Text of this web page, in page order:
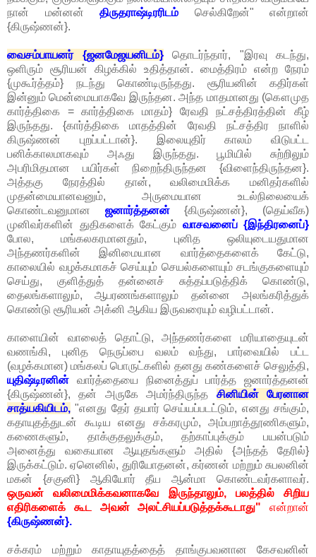
நான் மன்னன் திருதராஷ்டிரரிடம் செல்கிறேன்" என்றான்
{கிருஷ்ணன்}.
வைசம்பாயனர் {ஜனமேஜயனிடம்}தொடர்ந்தார், "இரவு கடந்து,
ஒளிரும் சூரியன் கிழக்கில் உதித்தான். மைத்திரம் என்ற நேரம்
{முகூர்த்தம்} நடந்து கொண்டிருந்தது. சூரியனின் கதிர்கள்
இன்னும் மென்மையாகவே இருந்தன. அந்த மாதமானது (கௌமுத
கார்த்திகை = கார்த்திகை மாதம்} ரேவதி நட்சத்திரத்தின் கீழ்
இருந்தது. {கார்த்திகை மாதத்தின் ரேவதி நட்சத்திர நாளில்
கிருஷ்ணன் புறப்பட்டான்}. இலையுதிர் காலம் விடுபட்ட
பனிக்காலமாகவும் அஃது இருந்தது. பூமியில் சுற்றிலும்
அபரிமிதமான பயிர்கள் நிறைந்திருந்தன {விளைந்திருந்தன}.
அத்தகு நேரத்தில் தான், வலிமைமிக்க மனிதர்களில்
முதன்மையானவனும், அருமையான உடல்நிலையைக்
கொண்டவனுமான ஜனார்த்தனன்{கிருஷ்ணன்}, (தெய்வீக)
முனிவர்களின் துதிகளைக் கேட்கும் வாசவனைப் {இந்திரனைப்}
போல, மங்கலகரமானதும், புனித ஒலியுடையதுமான
அந்தணர்களின் இனிமையான வார்த்தைகளைக் கேட்டு,
காலையில் வழக்கமாகச் செய்யும் செயல்களையும் சடங்குகளையும்
செய்து, குளித்துத் தன்னைச் சுத்தப்படுத்திக் கொண்டு,
தைலங்களாலும், ஆபரணங்களாலும் தன்னை அலங்கரித்துக்
கொண்டு சூரியன் அக்னி ஆகிய இருவரையும் வழிபட்டான்.
காளையின் வாலைத் தொட்டு, அந்தணர்களை மரியாதையுடன்
வணங்கி, புனித நெருப்பை வலம் வந்து, பார்வையில் பட்ட
(வழக்கமான) மங்கலப் பொருட்களில் தனது கண்களைச் செலுத்தி,
யுதிஷ்டிரனின் வார்த்தையை நினைத்துப் பார்த்த ஜனார்த்தனன்
{கிருஷ்ணன்}, தன் அருகே அமர்ந்திருந்த சினியின் பேரனான
சாத்யகியிடம், "எனது தேர் தயார் செய்யப்படட்டும், எனது சங்கும்,
கதாயுதத்துடன் கூடிய எனது சக்கரமும், அம்பறாத்தூணிகளும்,
கணைகளும், தாக்குதலுக்கும், தற்காப்புக்கும் பயன்படும்
அனைத்து வகையான ஆயுதங்களும் அதில் {அந்தத் தேரில்}
இருக்கட்டும். ஏனெனில், துரியோதனன், கர்ணன் மற்றும் சுபலனின்
மகன் {சகுனி} ஆகியோர் தீய ஆன்மா கொண்டவர்களாவர்.
ஒருவன் வலிமைமிக்கவனாகவே இருந்தாலும், பலத்தில் சிறிய
எதிரிகளைக் கூட அவன் அலட்சியப்படுத்தக்கூடாது" என்றான்
{கிருஷ்ணன்}.
சக்கரம் மற்றும் காதாயுதத்தைத் தாங்குபவனான கேசவனின்